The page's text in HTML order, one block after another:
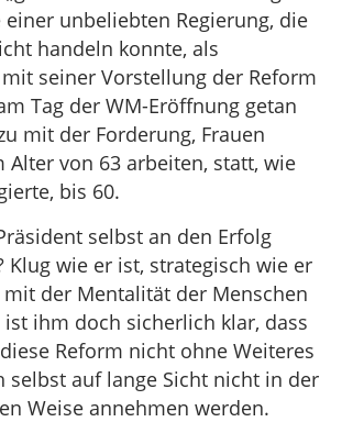
einer unbeliebten Regierung, die
handeln konnte, als
seiner Vorstellung der Reform
Tag der WM-Eröffnung getan
mit der Forderung, Frauen
Alter von 63 arbeiten, statt, wie
bis 60.
selbst an den Erfolg
Klug wie er ist, strategisch wie er
der Mentalität der Menschen
ist ihm doch sicherlich klar, dass
Reform nicht ohne Weiteres
selbst auf lange Sicht nicht in der
Weise annehmen werden.